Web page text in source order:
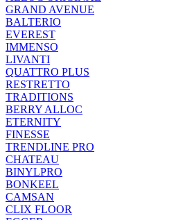
GRAND AVENUE
BALTERIO
EVEREST
IMMENSO
LIVANTI
QUATTRO PLUS
RESTRETTO
TRADITIONS
BERRY ALLOC
ETERNITY
FINESSE
TRENDLINE PRO
CHATEAU
BINYLPRO
BONKEEL
CAMSAN
CLIX FLOOR